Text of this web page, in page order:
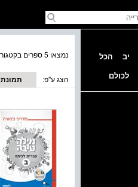
יב הכל
לכולם
נמצאו 5 ספרים בקטגוריה
הצג ע''פ:
תמונת